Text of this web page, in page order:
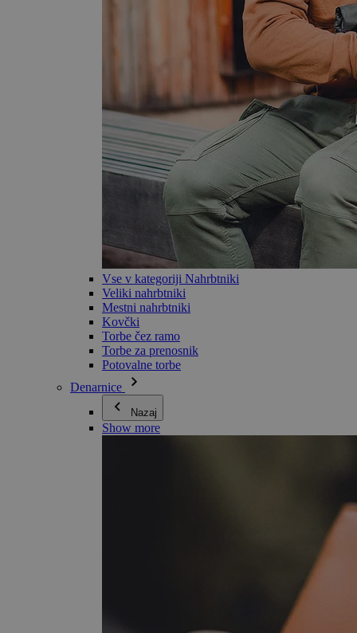
Vse v kategoriji Nahrbtniki
Veliki nahrbtniki
Mestni nahrbtniki
Kovčki
Torbe čez ramo
Torbe za prenosnik
Potovalne torbe
Denarnice
Nazaj
Show more